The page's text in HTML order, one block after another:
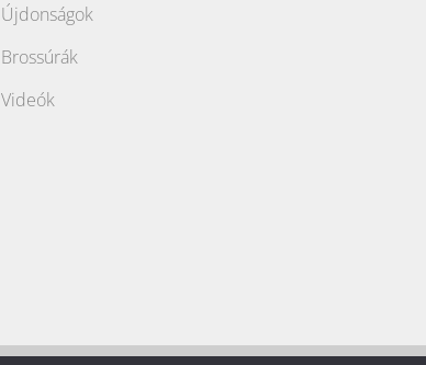
Újdonságok
Brossúrák
Videók